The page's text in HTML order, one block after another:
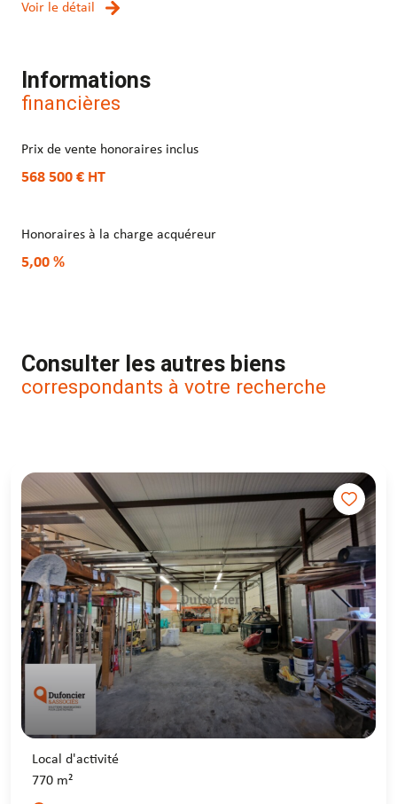
Voir le détail
Informations
financières
Prix de vente honoraires inclus
568 500 € HT
Honoraires à la charge acquéreur
5,00 %
Consulter les autres biens
correspondants à votre recherche
Local d'activité
770 m²